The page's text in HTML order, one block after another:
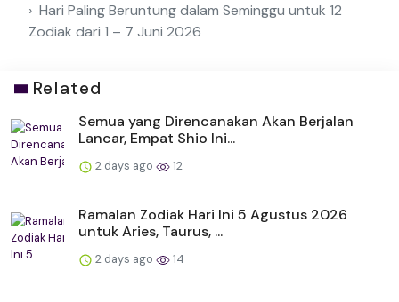
Hari Paling Beruntung dalam Seminggu untuk 12
Zodiak dari 1 – 7 Juni 2026
Related
Semua yang Direncanakan Akan Berjalan
Lancar, Empat Shio Ini...
2 days ago 12
Ramalan Zodiak Hari Ini 5 Agustus 2026
untuk Aries, Taurus, ...
2 days ago 14